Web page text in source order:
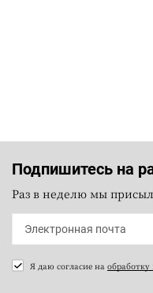
Подпишитесь на
Раз в неделю мы
Я даю согласие на